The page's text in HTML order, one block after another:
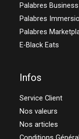
Palabres Business
Palabres
Palabres
E-Black Eats
Infos
Service Client
Nos valeurs
Nos articles